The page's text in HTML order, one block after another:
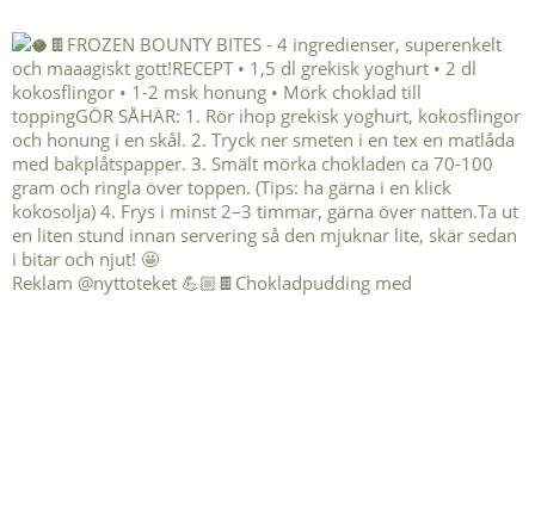
Reklam @nyttoteket 💪🏼🍫Chokladpudding med